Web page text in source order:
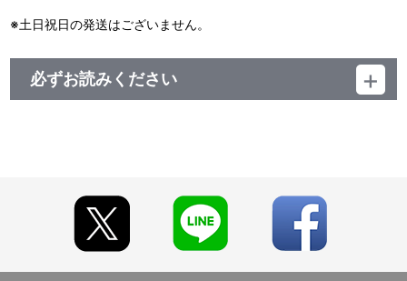
※土日祝日の発送はございません。
必ずお読みください
限切れが発生した際は販売を再開させていただく場合がございま
す。あらかじめご了承ください。
※イベント会場や海外等で販売する場合がございます。
※準備数に限りがございます。準備数に達した場合、早期にご注文
の受付を終了させていただくことがございます。あらかじめご了承